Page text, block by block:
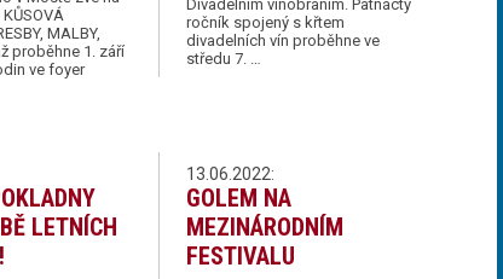
MALBY,
proběhne 1. září
ve foyer
Divadelním vinobraním. Patnáctý
ročník spojený s křtem
divadelních vín proběhne ve
středu 7. …
LETNÍCH
13.06.2022:
GOLEM NA
MEZINÁRODNÍM
FESTIVALU